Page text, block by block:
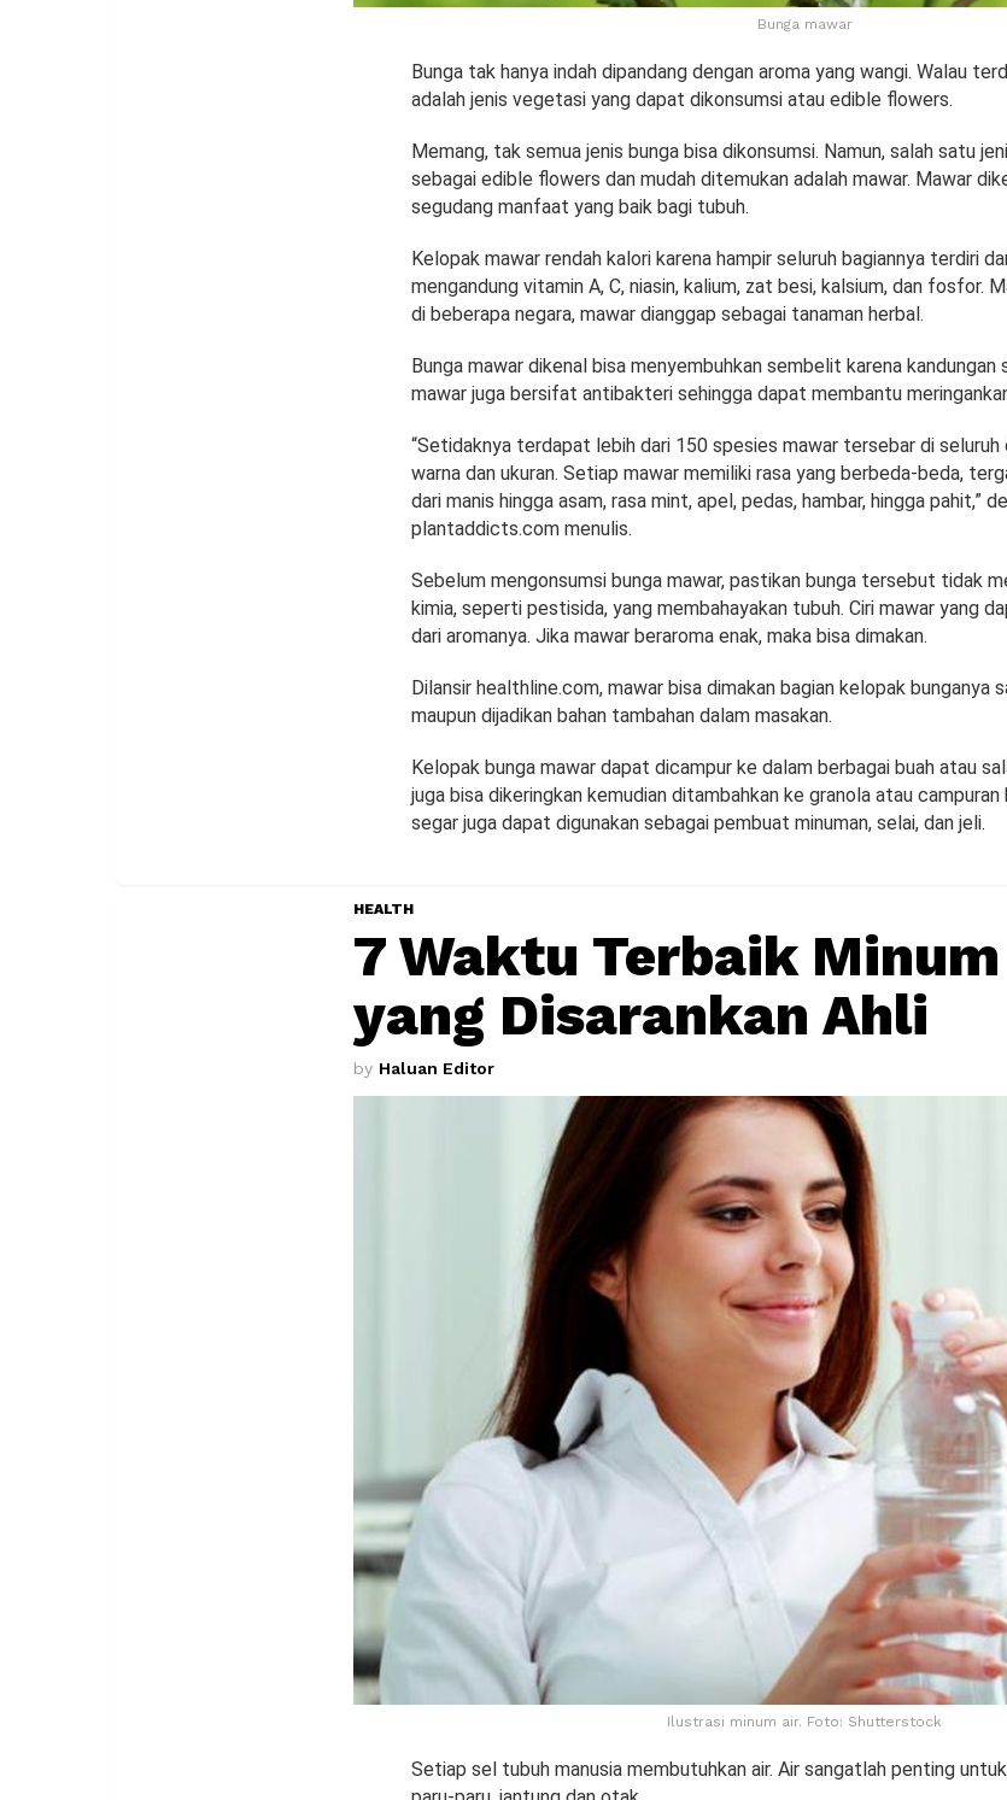
Bunga mawar
Bunga tak hanya indah dipandang dengan aroma yang wangi. Walau
adalah jenis vegetasi yang dapat dikonsumsi atau edible flowers.
Memang, tak semua jenis bunga bisa dikonsumsi. Namun, salah satu
sebagai edible flowers dan mudah ditemukan adalah mawar. Mawar
segudang manfaat yang baik bagi tubuh.
Kelopak mawar rendah kalori karena hampir seluruh bagiannya terdiri
mengandung vitamin A, C, niasin, kalium, zat besi, kalsium, dan fosfor.
di beberapa negara, mawar dianggap sebagai tanaman herbal.
Bunga mawar dikenal bisa menyembuhkan sembelit karena kandungan
mawar juga bersifat antibakteri sehingga dapat membantu
“Setidaknya terdapat lebih dari 150 spesies mawar tersebar di seluruh
warna dan ukuran. Setiap mawar memiliki rasa yang berbeda-beda,
dari manis hingga asam, rasa mint, apel, pedas, hambar, hingga pahit,”
plantaddicts.com menulis.
Sebelum mengonsumsi bunga mawar, pastikan bunga tersebut tidak
kimia, seperti pestisida, yang membahayakan tubuh. Ciri mawar yang
dari aromanya. Jika mawar beraroma enak, maka bisa dimakan.
Dilansir healthline.com, mawar bisa dimakan bagian kelopak bunganya
maupun dijadikan bahan tambahan dalam masakan.
Kelopak bunga mawar dapat dicampur ke dalam berbagai buah atau
juga bisa dikeringkan kemudian ditambahkan ke granola atau
segar juga dapat digunakan sebagai pembuat minuman, selai, dan jeli.
HEALTH
7 Waktu Terbaik
yang Disarankan Ahli
by Haluan Editor
Ilustrasi minum air. Foto: Shutterstock
Setiap sel tubuh manusia membutuhkan air. Air sangatlah penting